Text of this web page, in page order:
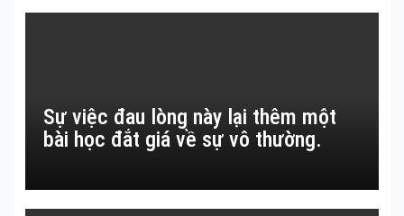
Sự việc đau lòng này lại thêm một
bài học đắt giá về sự vô thường.